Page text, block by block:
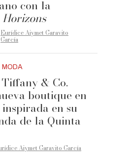
con la
Horizons
Eurídice Aiymet Garavito
García
MODA
Tiffany & Co.
boutique en
en su
de la Quinta
Aiymet Garavito García